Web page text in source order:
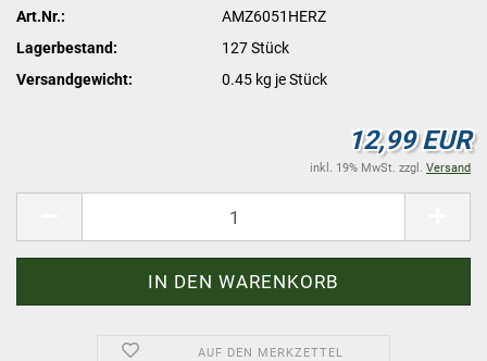
Art.Nr.:
AMZ6051HERZ
Lagerbestand:
127Stück
Versandgewicht:
0.45 kg je Stück
12,99 EUR
inkl. 19% MwSt. zzgl. Versand
AUF DEN MERKZETTEL